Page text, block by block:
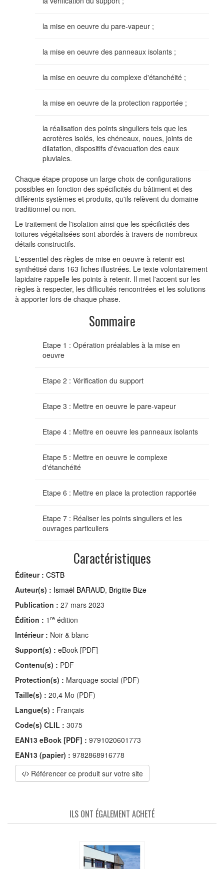
la mise en oeuvre du pare-vapeur ;
la mise en oeuvre des panneaux isolants ;
la mise en oeuvre du complexe d'étanchéité ;
la mise en oeuvre de la protection rapportée ;
la réalisation des points singuliers tels que les
acrotères isolés, les chéneaux, noues, joints de
dilatation, dispositifs d'évacuation des eaux
pluviales.
Chaque étape propose un large choix de configurations
possibles en fonction des spécificités du bâtiment et des
différents systèmes et produits, qu'ils relèvent du domaine
traditionnel ou non.
Le traitement de l'isolation ainsi que les spécificités des
toitures végétalisées sont abordés à travers de nombreux
détails constructifs.
L'essentiel des règles de mise en oeuvre à retenir est
synthétisé dans 163 fiches illustrées. Le texte volontairement
lapidaire rappelle les points à retenir. Il met l'accent sur les
règles à respecter, les difficultés rencontrées et les solutions
à apporter lors de chaque phase.
Sommaire
Etape 1 : Opération préalables à la mise en
oeuvre
Etape 2 : Vérification du support
Etape 3 : Mettre en oeuvre le pare-vapeur
Etape 4 : Mettre en oeuvre les panneaux isolants
Etape 5 : Mettre en oeuvre le complexe
d'étanchéité
Etape 6 : Mettre en place la protection rapportée
Etape 7 : Réaliser les points singuliers et les
ouvrages particuliers
Caractéristiques
Éditeur : CSTB
Auteur(s) : Ismaël BARAUD, Brigitte Bize
Publication : 27 mars 2023
Édition : 1 re édition
Intérieur : Noir & blanc
Support(s) : eBook [PDF]
Contenu(s) : PDF
Protection(s) : Marquage social (PDF)
Taille(s) : 20,4 Mo (PDF)
Langue(s) : Français
Code(s) CLIL : 3075
EAN13 eBook [PDF] : 9791020601773
EAN13 (papier) : 9782868916778
Référencer ce produit sur votre site
ILS ONT ÉGALEMENT ACHETÉ